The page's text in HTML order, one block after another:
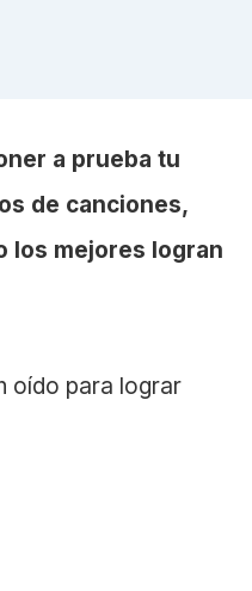
a prueba tu
de canciones,
los mejores logran